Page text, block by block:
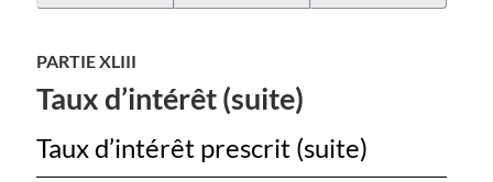
le
sur
sur
PARTIE XLIII
Taux d’intérêt (suite)
Taux d’intérêt prescrit (suite)